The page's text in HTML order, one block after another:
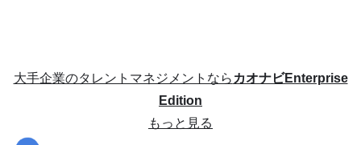
大手企業のタレントマネジメントならカオナビEnterprise
Edition
もっと見る